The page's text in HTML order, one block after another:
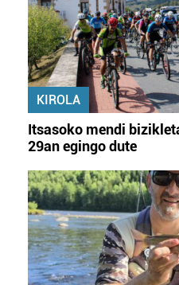
KIROLA
Itsasoko mendi
29an egingo dute